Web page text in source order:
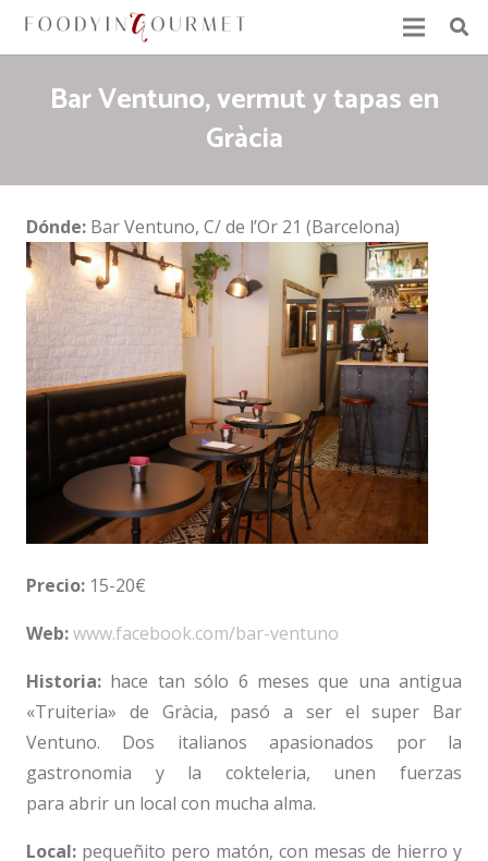
Bar Ventuno, vermut y tapas en
Gràcia
Dónde: Bar Ventuno, C/ de l’Or 21 (Barcelona)
Precio: 15-20€
Web:www.facebook.com/bar-ventuno
Historia: hace tan sólo 6 meses que una antigua
«Truiteria» de Gràcia, pasó a ser el super Bar
Ventuno. Dos italianos apasionados por la
gastronomia y la cokteleria, unen fuerzas
para abrir un local con mucha alma.
Local: pequeñito pero matón, con mesas de hierro y